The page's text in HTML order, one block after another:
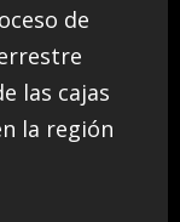
de
las cajas
la región